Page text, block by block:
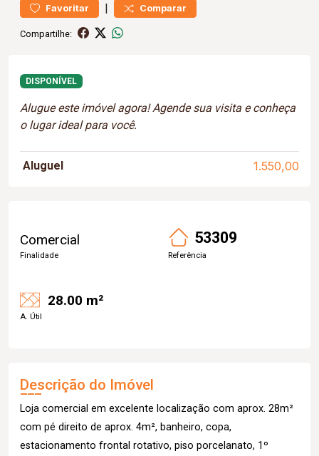
Favoritar | Comparar
Compartilhe:
DISPONÍVEL
Alugue este imóvel agora! Agende sua visita e conheça
o lugar ideal para você.
Aluguel 1.550,00
Comercial
Finalidade
53309
Referência
28.00 m²
A. Útil
Descrição do Imóvel
Loja comercial em excelente localização com aprox. 28m²
com pé direito de aprox. 4m², banheiro, copa,
estacionamento frontal rotativo, piso porcelanato, 1º